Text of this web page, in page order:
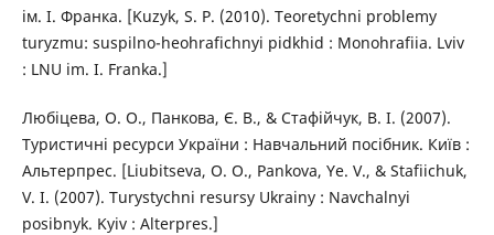
ім. І. Франка. [Kuzyk, S. P. (2010). Teoretychni problemy
turyzmu: suspilno-heohrafichnyi pidkhid : Monohrafiia. Lviv
: LNU im. I. Franka.]
Любіцева, О. О., Панкова, Є. В., & Стафійчук, В. І. (2007).
Туристичні ресурси України : Навчальний посібник. Київ :
Альтерпрес. [Liubitseva, O. O., Pankova, Ye. V., & Stafiichuk,
V. I. (2007). Turystychni resursy Ukrainy : Navchalnyi
posibnyk. Kyiv : Alterpres.]